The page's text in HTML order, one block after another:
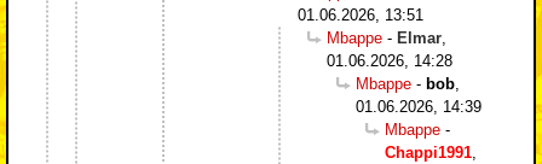
01.06.2026, 13:51
Mbappe - Elmar
01.06.2026, 14:28
Mbappe - bob
01.06.2026, 14:39
Mbappe -
Chappi1991